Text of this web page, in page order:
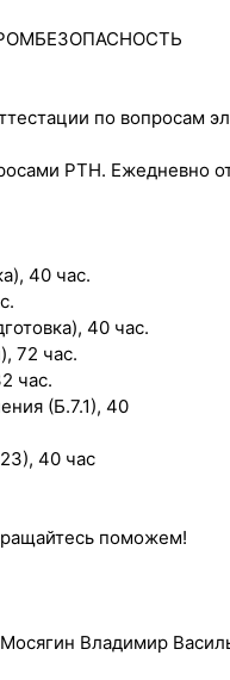
по
РТН. Ежедневно
40 час.
40 час.
72 час.
час.
(Б.7.1), 40
40 час
поможем!
Владимир